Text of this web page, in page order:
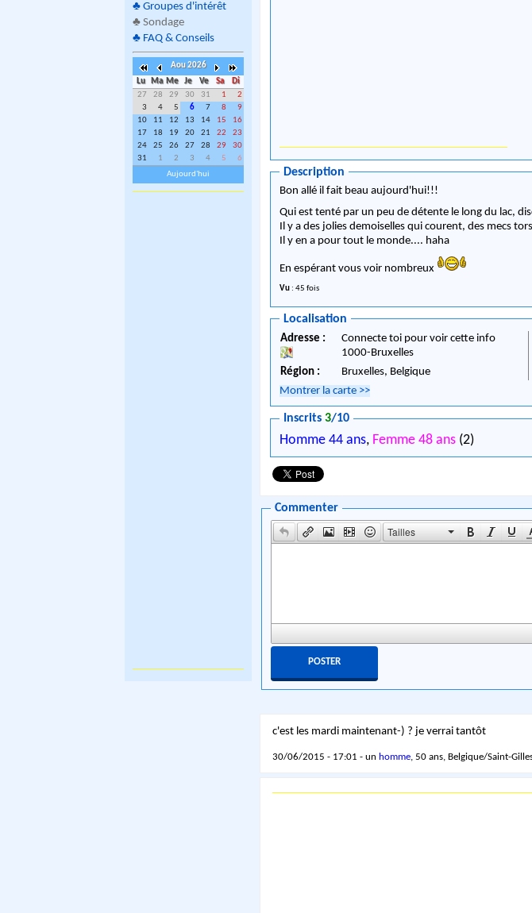
♣ Groupes d'intérêt
♣ Sondage
♣ FAQ & Conseils
Aou 2026
Lu
Ma Me Je Ve Sa
Di
27
28 29 30 31 1
2
3
4 5 6 7 8
9
10
11 12 13 14 15
16
17
18 19 20 21 22
23
24
25 26 27 28 29
30
31
1 2 3 4 5
6
Aujourd'hui
Description
Bon allé il fait beau aujourd'hui!!!
Qui est tenté par un peu de détente le long du lac,
Il y a des jolies demoiselles qui courent, des mecs
Il y en a pour tout le monde.... haha
En espérant vous voir nombreux
Vu : 45 fois
Localisation
Adresse :
Connecte toi pour voir cette info
1000-Bruxelles
Région :
Bruxelles, Belgique
Montrer la carte >>
Inscrits3/10
Homme 44 ans, Femme 48 ans (2)
Commenter
Tailles
c'est les mardi maintenant-) ? je verrai tantôt
30/06/2015 - 17:01 - un homme, 50 ans, Belgique/Saint-